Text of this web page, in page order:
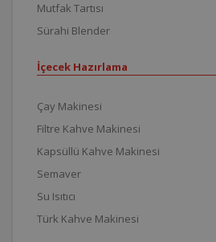
Mutfak Tartısı
Sürahi Blender
İçecek Hazırlama
Çay Makinesi
Filtre Kahve Makinesi
Kapsüllü Kahve Makinesi
Semaver
Su Isıtıcı
Türk Kahve Makinesi